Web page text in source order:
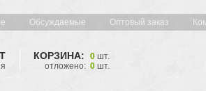
Обсуждаемые Оптовый заказ
КОРЗИНА: 0 шт.
отложено: 0 шт.